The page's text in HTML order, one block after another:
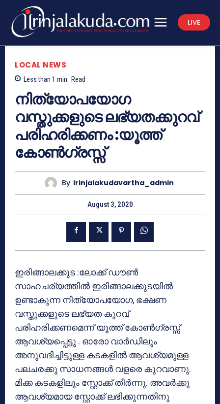
LIVE
LOCAL NEWS
Less than 1 min. Read
നിത്യോപയോഗ
വസ്തുക്കളുടെ ലഭ്യതക്കുറവ്
പരിഹരിക്കണം :യൂത്ത്
കോൺഗ്രസ്സ്
By Irinjalakudavartha_admin
August 3, 2020
ഇരിങ്ങാലക്കുട :ലോക്ക് ഡൗൺ
സാഹചര്യത്തിൽ ഇരിങ്ങാലക്കുടയിൽ
ഉണ്ടാകുന്ന നിത്യോപയോഗ, ഭക്ഷണ
വസ്തുക്കളുടെ ലഭ്യത കുറവ്
പരിഹരിക്കണമെന്ന് യൂത്ത് കോൺഗ്രസ്സ്
ആവശ്യപ്പെട്ടു . ഓരോ വാർഡിലും
അനുവദിച്ചിട്ടുള്ള കടകളിൽ ആവശ്യമുള്ള
പലചരക്കു സാധനങ്ങൾ വളരെ കുറവാണു.
മിക്ക കടകളിലും സ്റ്റോക്ക് തീർന്നു. അവർക്കു
ആവശ്യമായ സ്റ്റോക്ക് ലഭിക്കുന്നതിനു